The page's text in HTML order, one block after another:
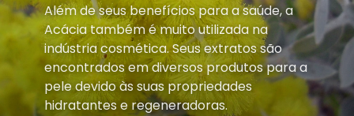
Além de seus benefícios para a saúde, a
Acácia também é muito utilizada na
indústria cosmética. Seus extratos são
encontrados em diversos produtos para a
pele devido às suas propriedades
hidratantes e regeneradoras.